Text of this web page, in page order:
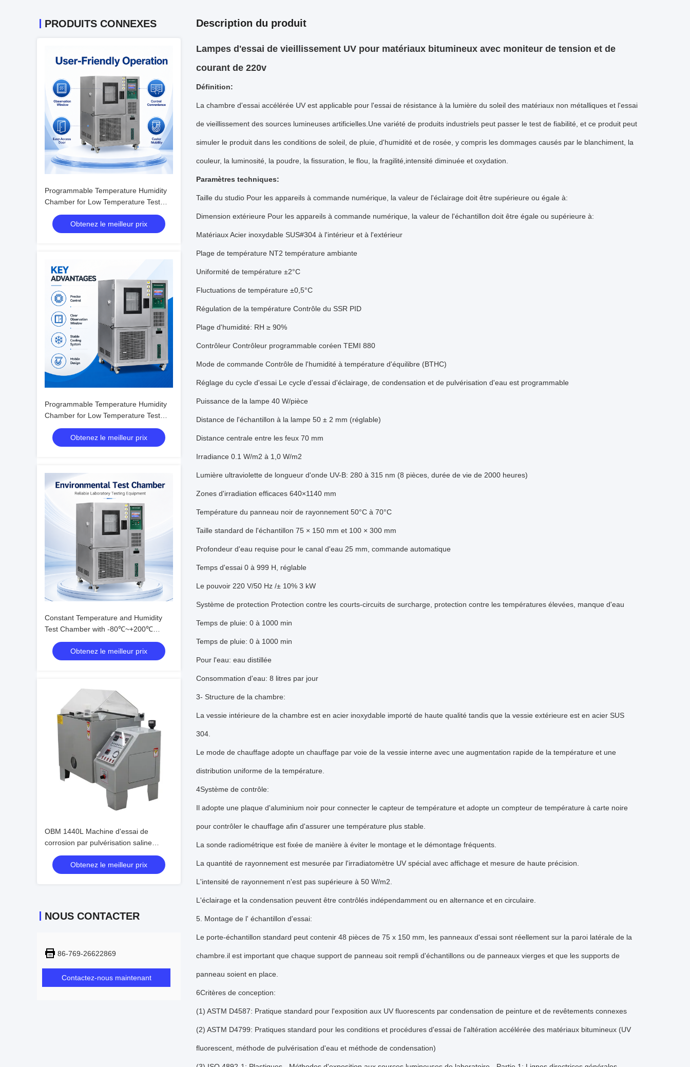
PRODUITS CONNEXES
Programmable Temperature Humidity
Chamber for Low Temperature Test
with Humidity Fluctuation ±0.1%R.H.
Obtenez le meilleur prix
Programmable Temperature Humidity
Chamber for Low Temperature Test
with Humidity Fluctuation ±0.1%R.H.
Obtenez le meilleur prix
Constant Temperature and Humidity
Test Chamber with -80℃~+200℃
Range, 20%~98% R.H. Humidity, and
Eco-friendly R23/R404A Refrigerant
Obtenez le meilleur prix
OBM 1440L Machine d'essai de
corrosion par pulvérisation saline
Chambre d'essai de brouillard salin
Armoire de corrosion par pulvérisation
saline
Obtenez le meilleur prix
NOUS CONTACTER
86-769-26622869
Contactez-nous maintenant
Description du produit
Lampes d'essai de vieillissement UV pour matériaux bitumineux avec moniteur de tension et de
courant de 220v
Définition:
La chambre d'essai accélérée UV est applicable pour l'essai de résistance à la lumière du soleil des matériaux non métalliques et l'essai
de vieillissement des sources lumineuses artificielles.Une variété de produits industriels peut passer le test de fiabilité, et ce produit peut
simuler le produit dans les conditions de soleil, de pluie, d'humidité et de rosée, y compris les dommages causés par le blanchiment, la
couleur, la luminosité, la poudre, la fissuration, le flou, la fragilité,intensité diminuée et oxydation.
Paramètres techniques:
Taille du studio Pour les appareils à commande numérique, la valeur de l'éclairage doit être supérieure ou égale à:
Dimension extérieure Pour les appareils à commande numérique, la valeur de l'échantillon doit être égale ou supérieure à:
MatériauxAcier inoxydable SUS#304 à l'intérieur et à l'extérieur
Plage de température NT2 température ambiante
Uniformité de température ±2°C
Fluctuations de température ±0,5°C
Régulation de la température Contrôle du SSR PID
Plage d'humidité: RH ≥ 90%
Contrôleur Contrôleur programmable coréen TEMI 880
Mode de commande Contrôle de l'humidité à température d'équilibre (BTHC)
Réglage du cycle d'essai Le cycle d'essai d'éclairage, de condensation et de pulvérisation d'eau est programmable
Puissance de la lampe 40 W/pièce
Distance de l'échantillon à la lampe 50 ± 2 mm (réglable)
Distance centrale entre les feux 70 mm
Irradiance 0.1 W/m2 à 1,0 W/m2
Lumière ultraviolette de longueur d'onde UV-B: 280 à 315 nm (8 pièces, durée de vie de 2000 heures)
Zones d'irradiation efficaces 640×1140 mm
Température du panneau noir de rayonnement 50°C à 70°C
Taille standard de l'échantillon 75 × 150 mm et 100 × 300 mm
Profondeur d'eau requise pour le canal d'eau 25 mm, commande automatique
Temps d'essai 0 à 999 H, réglable
Le pouvoir 220 V/50 Hz /± 10% 3 kW
Système de protection Protection contre les courts-circuits de surcharge, protection contre les températures élevées, manque d'eau
Temps de pluie: 0 à 1000 min
Temps de pluie: 0 à 1000 min
Pour l'eau: eau distillée
Consommation d'eau: 8 litres par jour
3- Structure de la chambre:
La vessie intérieure de la chambre est en acier inoxydable importé de haute qualité tandis que la vessie extérieure est en acier SUS
304.
Le mode de chauffage adopte un chauffage par voie de la vessie interne avec une augmentation rapide de la température et une
distribution uniforme de la température.
4Système de contrôle:
Il adopte une plaque d'aluminium noir pour connecter le capteur de température et adopte un compteur de température à carte noire
pour contrôler le chauffage afin d'assurer une température plus stable.
La sonde radiométrique est fixée de manière à éviter le montage et le démontage fréquents.
La quantité de rayonnement est mesurée par l'irradiatomètre UV spécial avec affichage et mesure de haute précision.
L'intensité de rayonnement n'est pas supérieure à 50 W/m2.
L'éclairage et la condensation peuvent être contrôlés indépendamment ou en alternance et en circulaire.
5. Montage de l' échantillon d'essai:
Le porte-échantillon standard peut contenir 48 pièces de 75 x 150 mm, les panneaux d'essai sont réellement sur la paroi latérale de la
chambre.il est important que chaque support de panneau soit rempli d'échantillons ou de panneaux vierges et que les supports de
panneau soient en place.
6Critères de conception:
(1) ASTM D4587: Pratique standard pour l'exposition aux UV fluorescents par condensation de peinture et de revêtements connexes
(2) ASTM D4799: Pratiques standard pour les conditions et procédures d'essai de l'altération accélérée des matériaux bitumineux (UV
fluorescent, méthode de pulvérisation d'eau et méthode de condensation)